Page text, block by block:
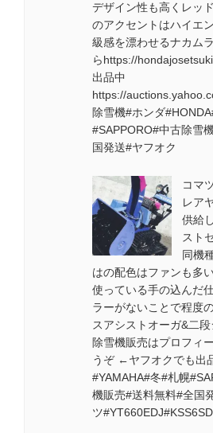
デザイン性も高くレッ
のアクセントはハイエ
級感を漂わせるナカム
らhttps://
出品中
https://
除雪機#ホンダ
#SAPPORO#中古除雪
国発送#ヤフオク
コマ
レア
供給
スト
同機
はの配色はファンも多
使っている手の込んだ
ラーがないことで程度
スアシストオーガ&二
除雪機販売はプロフィ
うぞ ←ヤフオクでも出
#YAMAHA#冬#札幌
機販売#送料無料#全国
ツ